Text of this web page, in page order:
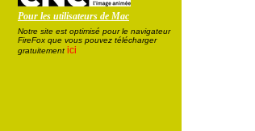
Pour les utilisateurs de Mac
Notre site est optimisé pour le navigateur
FireFox que vous pouvez télécharger
gratuitement ici